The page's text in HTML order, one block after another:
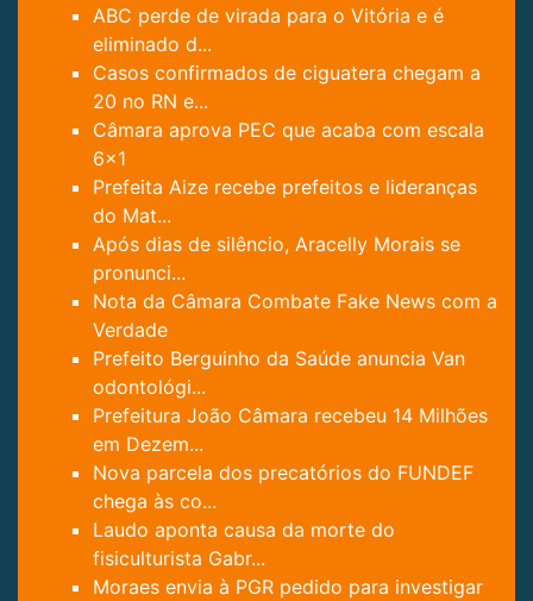
ABC perde de virada para o Vitória e é
eliminado d...
Casos confirmados de ciguatera chegam a
20 no RN e...
Câmara aprova PEC que acaba com escala
6x1
Prefeita Aize recebe prefeitos e lideranças
do Mat...
Após dias de silêncio, Aracelly Morais se
pronunci...
Nota da Câmara Combate Fake News com a
Verdade
Prefeito Berguinho da Saúde anuncia Van
odontológi...
Prefeitura João Câmara recebeu 14 Milhões
em Dezem...
Nova parcela dos precatórios do FUNDEF
chega às co...
Laudo aponta causa da morte do
fisiculturista Gabr...
Moraes envia à PGR pedido para investigar